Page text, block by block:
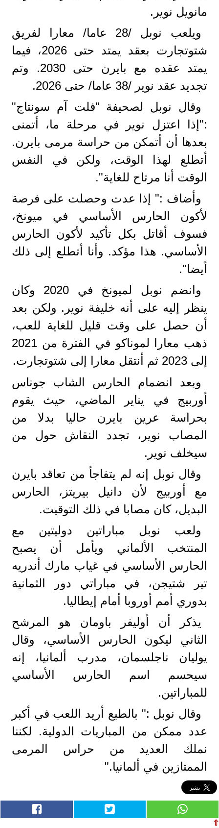
مانويل نوير.
ويلعب نوبل /28 عاما/ معارا لفريق
شتوتجارت بعقد يمتد حتى 2026، فيما
يمتد عقده مع بايرن حتى 2030. وتم
تجديد عقد نوير /38 عاما/ حتى 2026.
وقال نوبل لصحيفة "فلت آم سونتاج"
:"إذا اعتزل نوير في مرحلة ما، أتمنى
بعدها أن أتمكن من حراسة مرمى بايرن.
أتطلع لهذا الوقت، ولكن في النفس
الوقت أنا مرتاح للغاية".
وأضاف :" إذا عدت وحصلت على فرصة
لأكون الحارس الأساسي في ميونخ،
فسوف أقاتل بكل تأكيد لأكون الحارس
الأساسي. هذا مؤكد. وأنا أتطلع إلى ذلك
أيضا".
وانضم نوبل لميونخ في 2020 وكان
ينظر إليه على أنه خليفة نوير. ولكن بعد
أن حصل على وقت قليل للغاية للعب،
ذهب معارا لموناكو في الفترة من 2021
إلى 2023 ثم أنتقل معارا إلى شتوتجارت.
وبعد انضمام الحارس الشاب جوناس
أوربيج في يناير الماضي، حيث يقوم
بحراسة عرين بايرن حاليا بدلا من
المصاب نوير، تجدد النقاش حول من
سيخلف نوير.
وقال نوبل إنه لم يتفاجأ من تعاقد بايرن
مع أوربيج لأن دانيل بيريتز، الحارس
البديل، كان مصابا في ذلك التوقيت.
ولعب نوبل مباراتين دوليتين مع
المنتخب الألماني ويأمل أن يصبح
الحارس الأساسي في غياب مارك أندريه
تير شتيجن، في مباراتي دور الثمانية
بدوري أمم أوروبا أمام إيطاليا.
يذكر أن أوليفر باومان هو المرشح
الثاني ليكون الحارس الأساسي، وقال
يوليان ناجلسمان، مدرب ألمانيا، إنه
سيحسم اسم الحارس الأساسي
للمباراتين.
وقال نوبل :" بالطبع أريد اللعب في أكبر
عدد ممكن من المباريات الدولية. لكننا
نملك العديد من حراس المرمى
الممتازين في ألمانيا."
⇧